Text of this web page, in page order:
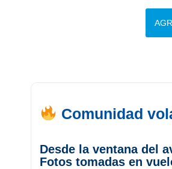
Comunidad
Desde la ventana del
Fotos tomadas en